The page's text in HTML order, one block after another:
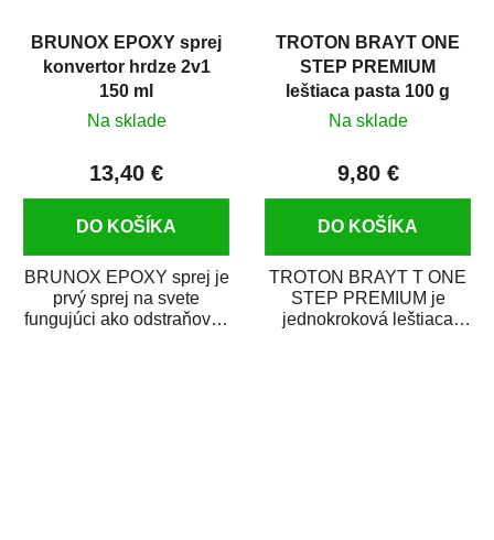
BRUNOX EPOXY sprej
konvertor hrdze 2v1
150 ml
Na sklade
13,40 €
DO KOŠÍKA
BRUNOX EPOXY sprej je
prvý sprej na svete
fungujúci ako odstraňovač
TROTON BRAYT ONE
STEP PREMIUM
leštiaca pasta 100 g
Na sklade
9,80 €
DO KOŠÍKA
TROTON BRAYT T ONE
STEP PREMIUM je
jednokroková leštiaca